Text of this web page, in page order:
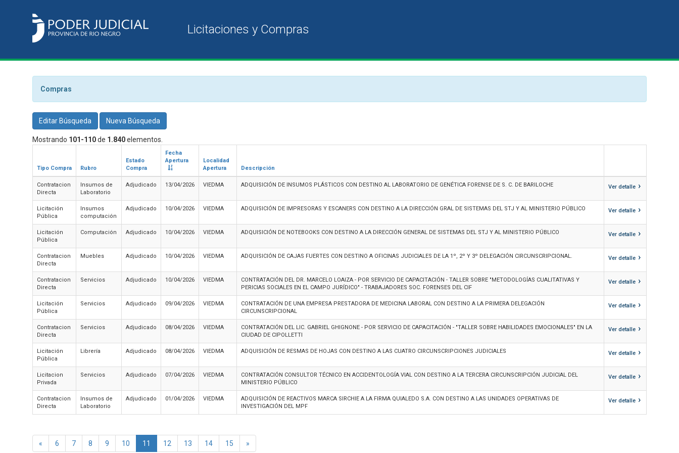
Compras
Editar Búsqueda Nueva Búsqueda
Mostrando 101-110de 1.840elementos.
Tipo Compra Rubro
Estado
Compra
Fecha
Apertura
Localidad
Apertura
Descripción
Contratacion
Directa
Insumos de
Laboratorio
Adjudicado 13/04/2026 VIEDMA ADQUISICIÓN DE INSUMOS PLÁSTICOS CON DESTINO AL LABORATORIO DE GENÉTICA FORENSE DE S. C. DE BARILOCHE Ver detalle ›
Licitación
Pública
Insumos
computación
Adjudicado 10/04/2026 VIEDMA ADQUISICIÓN DE IMPRESORAS Y ESCANERS CON DESTINO A LA DIRECCIÓN GRAL DE SISTEMAS DEL STJ Y AL MINISTERIO PÚBLICO Ver detalle ›
Licitación
Pública
Computación Adjudicado 10/04/2026 VIEDMA ADQUISICIÓN DE NOTEBOOKS CON DESTINO A LA DIRECCIÓN GENERAL DE SISTEMAS DEL STJ Y AL MINISTERIO PÚBLICO Ver detalle ›
Contratacion
Directa
Muebles Adjudicado 10/04/2026 VIEDMA ADQUISICIÓN DE CAJAS FUERTES CON DESTINO A OFICINAS JUDICIALES DE LA 1º, 2º Y 3º DELEGACIÓN CIRCUNSCRIPCIONAL. Ver detalle ›
Contratacion
Directa
Servicios Adjudicado 10/04/2026 VIEDMA
CONTRATACIÓN DEL DR. MARCELO LOAIZA - POR SERVICIO DE CAPACITACIÓN - TALLER SOBRE "METODOLOGÍAS CUALITATIVAS Y
PERICIAS SOCIALES EN EL CAMPO JURÍDICO" - TRABAJADORES SOC. FORENSES DEL CIF
Ver detalle ›
Licitación
Pública
Servicios Adjudicado 09/04/2026 VIEDMA
CONTRATACIÓN DE UNA EMPRESA PRESTADORA DE MEDICINA LABORAL CON DESTINO A LA PRIMERA DELEGACIÓN
CIRCUNSCRIPCIONAL
Ver detalle ›
Contratacion
Directa
Servicios Adjudicado 08/04/2026 VIEDMA
CONTRATACIÓN DEL LIC. GABRIEL GHIGNONE - POR SERVICIO DE CAPACITACIÓN - "TALLER SOBRE HABILIDADES EMOCIONALES" EN LA
CIUDAD DE CIPOLLETTI
Ver detalle ›
Licitación
Pública
Librería Adjudicado 08/04/2026 VIEDMA ADQUISICIÓN DE RESMAS DE HOJAS CON DESTINO A LAS CUATRO CIRCUNSCRIPCIONES JUDICIALES Ver detalle ›
Licitacion
Privada
Servicios Adjudicado 07/04/2026 VIEDMA
CONTRATACIÓN CONSULTOR TÉCNICO EN ACCIDENTOLOGÍA VIAL CON DESTINO A LA TERCERA CIRCUNSCRIPCIÓN JUDICIAL DEL
MINISTERIO PÚBLICO
Ver detalle ›
Contratacion
Directa
Insumos de
Laboratorio
Adjudicado 01/04/2026 VIEDMA
ADQUISICIÓN DE REACTIVOS MARCA SIRCHIE A LA FIRMA QUIALEDO S.A. CON DESTINO A LAS UNIDADES OPERATIVAS DE
INVESTIGACIÓN DEL MPF
Ver detalle ›
« 6 7 8 9 10 11 12 13 14 15 »